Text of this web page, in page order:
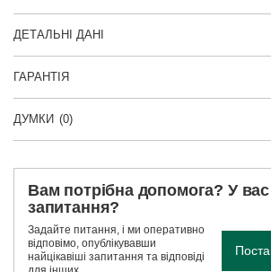
ДЕТАЛЬНІ ДАНІ
ГАРАНТІЯ
ДУМКИ (0)
Вам потрібна допомога? У
запитання?
Задайте питання, і ми оперативно
відповімо, опублікувавши
найцікавіші запитання та відповіді